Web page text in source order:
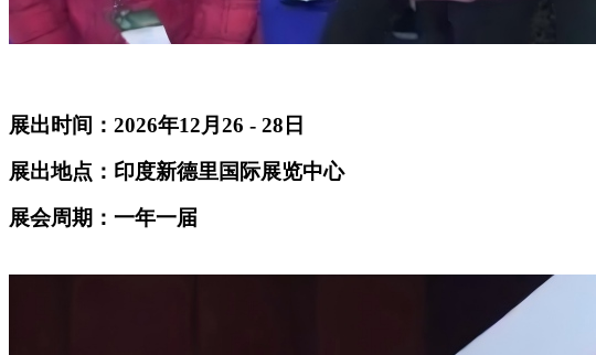
展出时间：2026年12月26 - 28日
展出地点：印度新德里国际展览中心
展会周期：一年一届